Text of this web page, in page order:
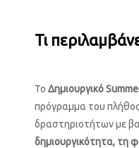
Τι
Το Δημιουργικό
πρόγραμμα του
δραστηριοτήτων με
δημιουργικότητα, τη